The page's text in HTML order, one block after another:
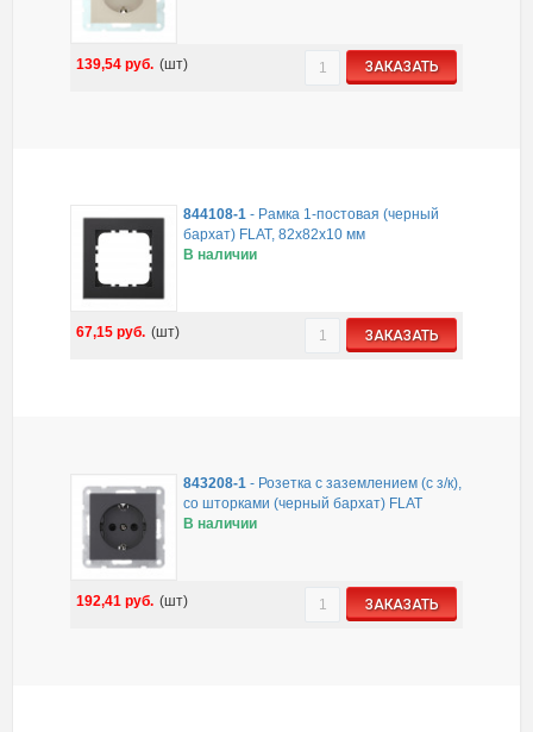
139,54 руб. (шт) ЗАКАЗАТЬ
844108-1- Рамка 1-постовая (черный
бархат) FLAT, 82х82х10 мм
В наличии
67,15 руб. (шт) ЗАКАЗАТЬ
843208-1- Розетка с заземлением (с з/к),
со шторками (черный бархат) FLAT
В наличии
192,41 руб. (шт) ЗАКАЗАТЬ